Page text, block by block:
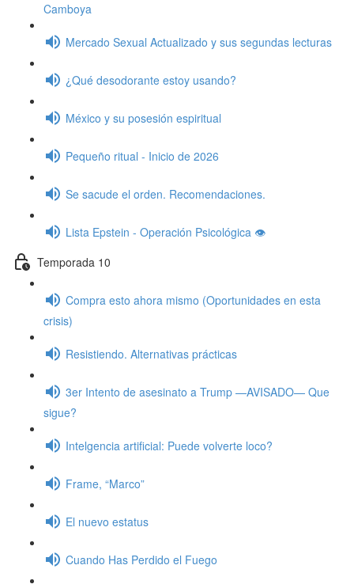
Camboya
Mercado Sexual Actualizado y sus segundas lecturas
¿Qué desodorante estoy usando?
México y su posesión espiritual
Pequeño ritual - Inicio de 2026
Se sacude el orden. Recomendaciones.
Lista Epstein - Operación Psicológica 👁️
Temporada 10
Compra esto ahora mismo (Oportunidades en esta
crisis)
Resistiendo. Alternativas prácticas
3er Intento de asesinato a Trump —AVISADO— Que
sigue?
Intelgencia artificial: Puede volverte loco?
Frame, “Marco”
El nuevo estatus
Cuando Has Perdido el Fuego